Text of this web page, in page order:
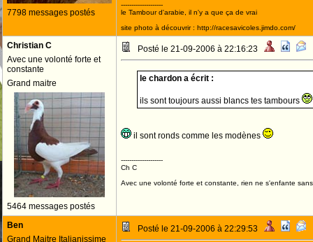
7798 messages postés
--------------------
le Tambour d'arabie, il n'y a que ça de vrai
site photo à découvrir : http://racesavicoles.jimdo.com/
Christian C
Avec une volonté forte et
constante
Grand maitre
5464 messages postés
Posté le 21-09-2006 à 22:16:23
le chardon a écrit :
ils sont toujours aussi blancs tes tambours
il sont ronds comme les modènes
--------------------
Ch C
Avec une volonté forte et constante, rien ne s'enfante
Ben
Grand Maitre Italianissime
Posté le 21-09-2006 à 22:29:53